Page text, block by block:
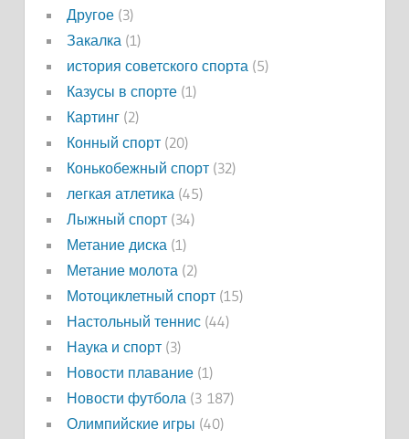
Другое(3)
Закалка(1)
история советского спорта(5)
Казусы в спорте(1)
Картинг(2)
Конный спорт(20)
Конькобежный спорт(32)
легкая атлетика(45)
Лыжный спорт(34)
Метание диска(1)
Метание молота(2)
Мотоциклетный спорт(15)
Настольный теннис(44)
Наука и спорт(3)
Новости плавание(1)
Новости футбола(3 187)
Олимпийские игры (40)